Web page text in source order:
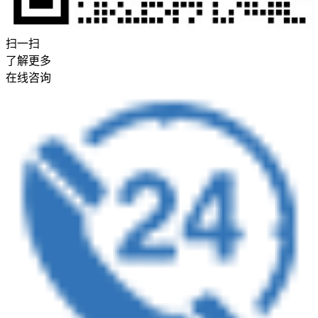
扫一扫
了解更多
在线咨询